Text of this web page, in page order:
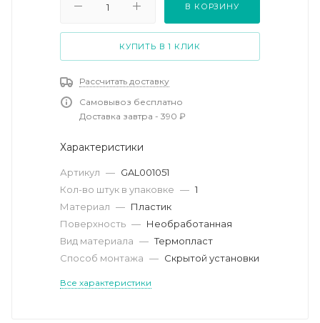
В КОРЗИНУ
КУПИТЬ В 1 КЛИК
Рассчитать доставку
Самовывоз бесплатно
Доставка завтра - 390 ₽
Характеристики
Артикул — GAL001051
Кол-во штук в упаковке — 1
Материал — Пластик
Поверхность — Необработанная
Вид материала — Термопласт
Способ монтажа — Скрытой установки
Все характеристики